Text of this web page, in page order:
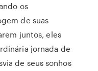
os
de suas
juntos, eles
jornada de
de seus sonhos